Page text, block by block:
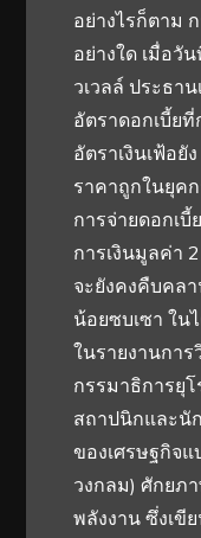
อย่างไรก็ตาม
อย่างใด เมื่อวั
วเวลล์ ประธา
อัตราดอกเบี้ยที่
อัตราเงินเฟ้อยั
ราคาถูกในยุค
การจ่ายดอกเ
การเงินมูลค่า
จะยังคงคืบคล
น้อยซบเซา ใน
ในรายงานกา
กรรมาธิการยุ
สถาปนิกและนั
ของเศรษฐกิจ
วงกลม) ศักยภ
พลังงาน ซึ่งเขี